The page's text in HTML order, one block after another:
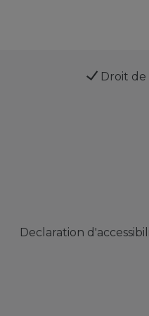
Droit de
Declaration